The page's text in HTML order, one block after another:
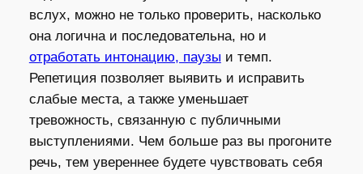
вслух, можно не только проверить, насколько
она логична и последовательна, но и
отработать интонацию, паузы и темп.
Репетиция позволяет выявить и исправить
слабые места, а также уменьшает
тревожность, связанную с публичными
выступлениями. Чем больше раз вы прогоните
речь, тем увереннее будете чувствовать себя